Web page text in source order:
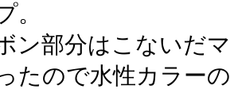
。
ン部分はこないだ
たので水性カラー